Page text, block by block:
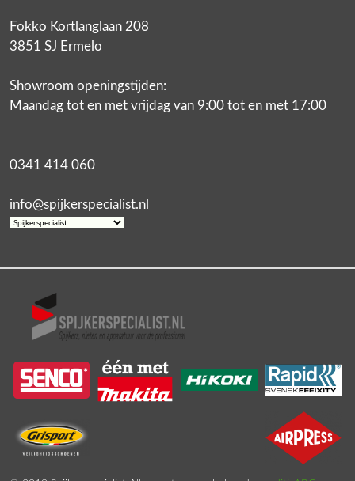
Fokko Kortlanglaan 208
3851 SJ Ermelo
Showroom openingstijden:
Maandag tot en met vrijdag van 9:00 tot en met 17:00
0341 414 060
info@spijkerspecialist.nl